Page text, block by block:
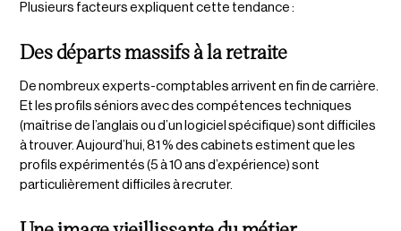
Plusieurs facteurs expliquent cette tendance :
Des départs massifs à la retraite
De nombreux experts-comptables arrivent en fin de carrière.
Et les profils séniors avec des compétences techniques
(maîtrise de l’anglais ou d’un logiciel spécifique) sont difficiles
à trouver. Aujourd’hui, 81 % des cabinets estiment que les
profils expérimentés (5 à 10 ans d’expérience) sont
particulièrement difficiles à recruter​.